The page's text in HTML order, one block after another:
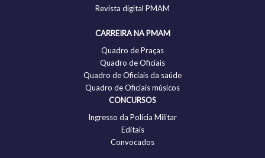
Revista digital PMAM
CARREIRA NA PMAM
Quadro de Praças
Quadro de Oficiais
Quadro de Oficiais da saúde
Quadro de Oficiais músicos
CONCURSOS
Ingresso da Polícia Militar
Editais
Convocados